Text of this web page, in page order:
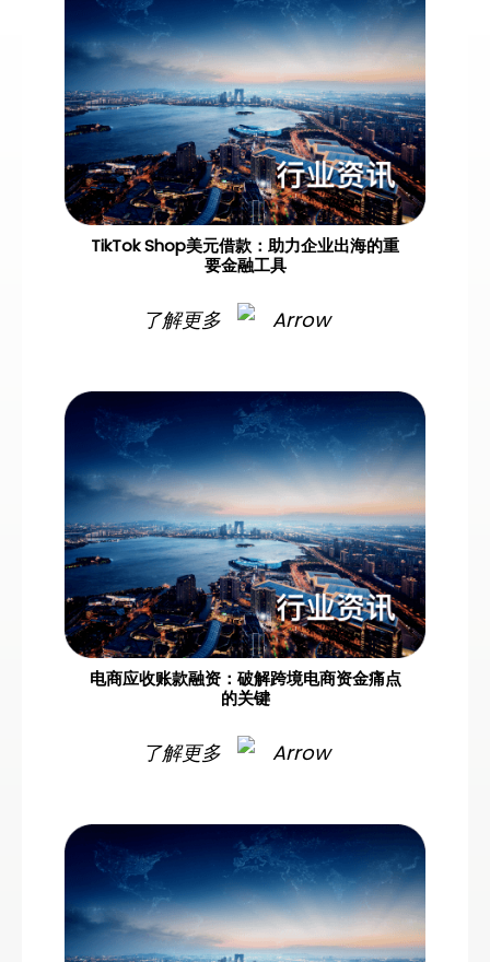
TikTok Shop美元借款：助力企业出海的重
要金融工具
了解更多
电商应收账款融资：破解跨境电商资金痛点
的关键
了解更多